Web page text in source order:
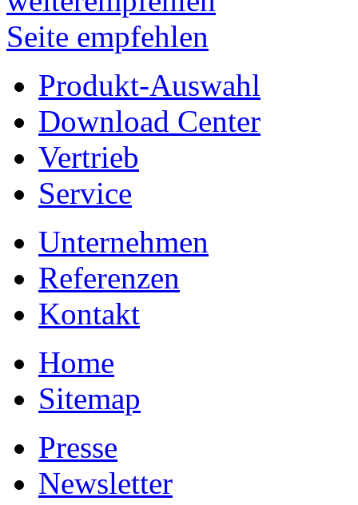
Seite empfehlen
Produkt-Auswahl
Download Center
Vertrieb
Service
Unternehmen
Referenzen
Kontakt
Home
Sitemap
Presse
Newsletter